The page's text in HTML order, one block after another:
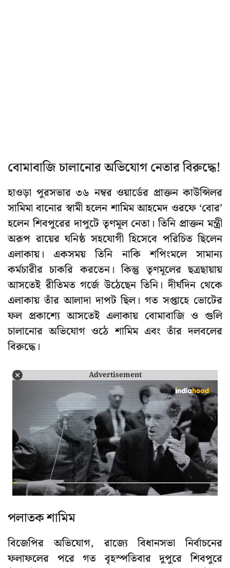
বোমাবাজি চালানোর অভিযোগ নেতার বিরুদ্ধে!
হাওড়া পুরসভার ৩৬ নম্বর ওয়ার্ডের প্রাক্তন কাউন্সিলর
সামিমা বানোর স্বামী হলেন শামিম আহমেদ ওরফে ‘বোর’
হলেন শিবপুরের দাপুটে তৃণমূল নেতা। তিনি প্রাক্তন মন্ত্রী
অরূপ রায়ের ঘনিষ্ঠ সহযোগী হিসেবে পরিচিত ছিলেন
এলাকায়। একসময় তিনি নাকি শপিংমলে সামান্য
কর্মচারীর চাকরি করতেন। কিন্তু তৃণমূলের ছত্রছায়ায়
আসতেই রীতিমত গর্জে উঠেছেন তিনি। দীর্ঘদিন থেকে
এলাকায় তাঁর আলাদা দাপট ছিল। গত সপ্তাহে ভোটের
ফল প্রকাশ্যে আসতেই এলাকায় বোমাবাজি ও গুলি
চালানোর অভিযোগ ওঠে শামিম এবং তাঁর দলবলের
বিরুদ্ধে।
Advertisement
পলাতক শামিম
বিজেপির অভিযোগ, রাজ্যে বিধানসভা নির্বাচনের
ফলাফলের পরে গত বৃহস্পতিবার দুপুরে শিবপুরে